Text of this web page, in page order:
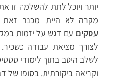
יותר ויוכל לתת להשלמה זו
מקרה לא הייתי מכנה זאת
עסקים עם דגש על יזמות
לצורך מציאת עבודה
לשלב היטב בתוך לימודי
וקריאה ביקורתית. בסופו של